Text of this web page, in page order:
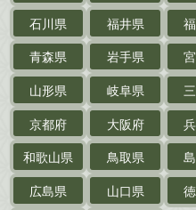
探偵小説
乗物
鉄道・
電
戦前・戦
絵葉書
支那・満
台湾関係
石川県
福井県
青森県
岩手県
山形県
岐阜県
京都府
大阪府
和歌山県
鳥取県
広島県
山口県